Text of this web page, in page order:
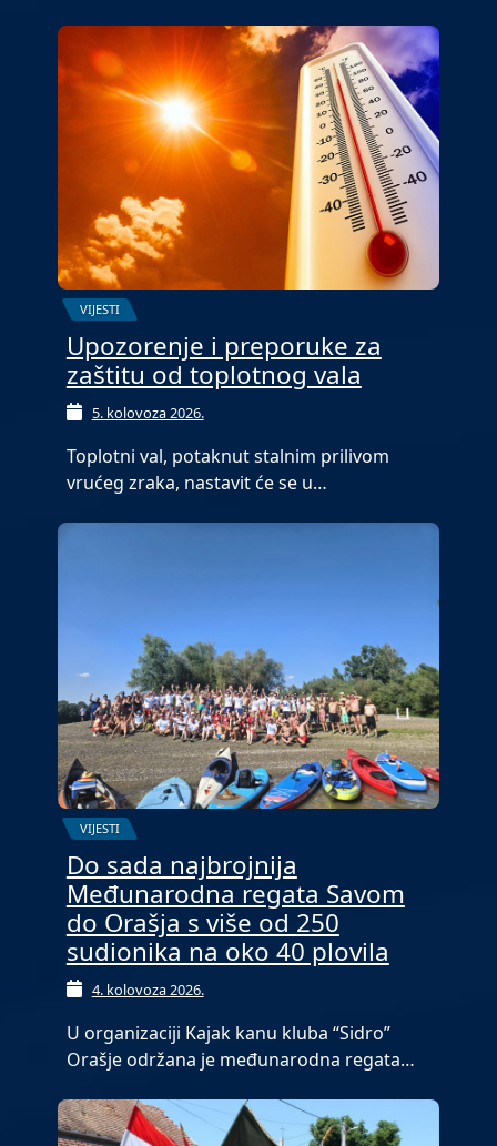
VIJESTI
Upozorenje i preporuke za
zaštitu od toplotnog vala
5. kolovoza 2026.
Toplotni val, potaknut stalnim prilivom
vrućeg zraka, nastavit će se u…
VIJESTI
Do sada najbrojnija
Međunarodna regata Savom
do Orašja s više od 250
sudionika na oko 40 plovila
4. kolovoza 2026.
U organizaciji Kajak kanu kluba “Sidro”
Orašje održana je međunarodna regata…